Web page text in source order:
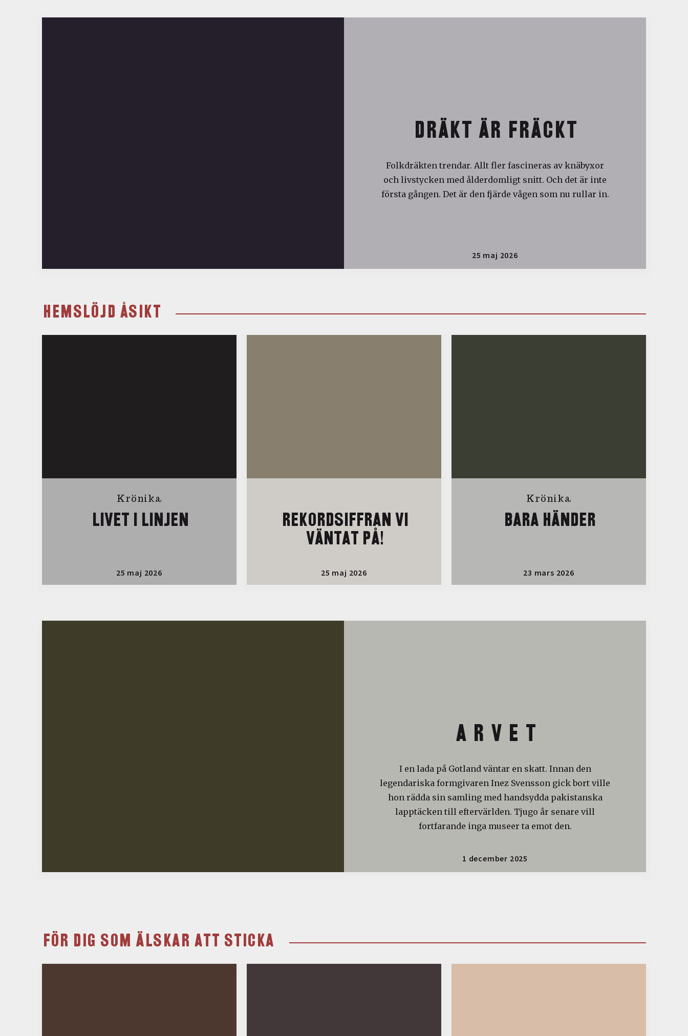
DRÄKT ÄR FRÄCKT
Folkdräkten trendar. Allt fler fascineras av knäbyxor
och livstycken med ålderdomligt snitt. Och det är inte
första gången. Det är den fjärde vågen som nu rullar in.
25 maj 2026
HEMSLÖJD ÅSIKT
Krönika
LIVET I LINJEN
25 maj 2026
REKORDSIFFRAN VI
VÄNTAT PÅ!
25 maj 2026
Krönika
BARA HÄNDER
23 mars 2026
A R V E T
I en lada på Gotland väntar en skatt. Innan den
legendariska formgivaren Inez Svensson gick bort ville
hon rädda sin samling med handsydda pakistanska
lapptäcken till eftervärlden. Tjugo år senare vill
fortfarande inga museer ta emot den.
1 december 2025
FÖR DIG SOM ÄLSKAR ATT STICKA